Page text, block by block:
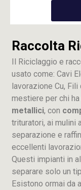
Raccolta
Il Riciclaggio e
usato come: Cavi
lavorazione Cu, Fili
mestiere per chi ha
metallici, con
trituratori, ai mulini
separazione e
eccellenti
Questi impianti in
separare solo un
Esistono ormai da